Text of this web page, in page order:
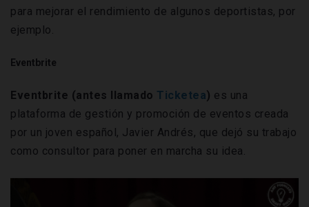
para mejorar el rendimiento de algunos deportistas, por
ejemplo.
Eventbrite
Eventbrite (antes llamado Ticketea) es una
plataforma de gestión y promoción de eventos creada
por un joven español, Javier Andrés, que dejó su trabajo
como consultor para poner en marcha su idea.